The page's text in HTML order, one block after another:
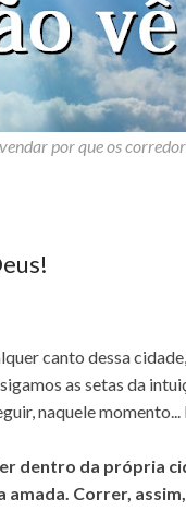
por que os
canto dessa
as setas da
naquele
dentro da própria
Correr,